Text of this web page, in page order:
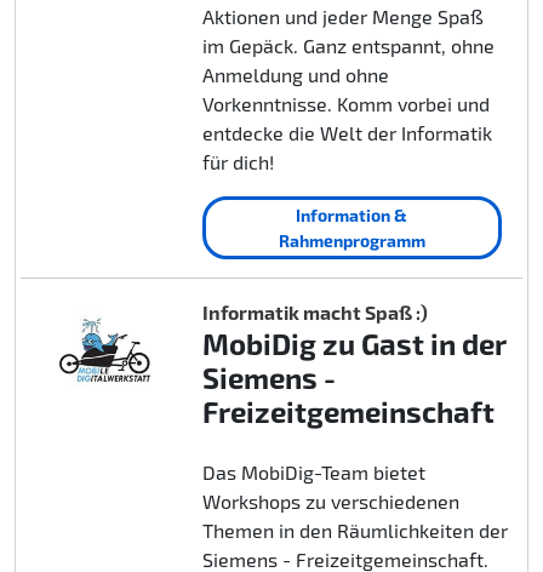
Aktionen und jeder Menge Spaß
im Gepäck. Ganz entspannt, ohne
Anmeldung und ohne
Vorkenntnisse. Komm vorbei und
entdecke die Welt der Informatik
für dich!
Information &
Rahmenprogramm
Informatik macht Spaß :)
MobiDig zu Gast in der
Siemens -
Freizeitgemeinschaft
Das MobiDig-Team bietet
Workshops zu verschiedenen
Themen in den Räumlichkeiten der
Siemens - Freizeitgemeinschaft.